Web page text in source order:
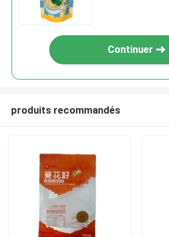
Continuer
produits recommandés